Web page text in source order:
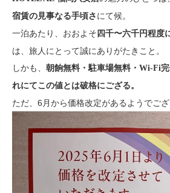
宿賃の見事なる手頃さ にて候。
一泊あたり、おおよそ 四千〜六千円程度
は、旅人にとって誠にありがたきこと。
しかも、 朝餉無料・駐車場無料・Wi-Fi
れにてこの値とは破格にござる。
ただ、6月から価格改定があるようでござ